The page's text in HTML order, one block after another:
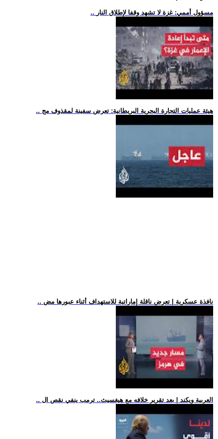
.. مسؤول أممي: غزة لا تشهد وقفا لإطلاق النار
.. هيئة عمليات التجارة البحرية البريطانية: تعرض سفينة لمقذوف مج
.. نافذة عسكرية | تعرض ناقلة إماراتية للاستهداف أثناء عبورها مض
.. العربية ويكند | بعد تقرير خلافه مع هيغسيث.. ترمب ينفي نقص ال